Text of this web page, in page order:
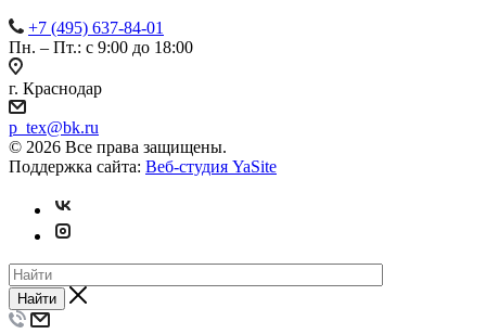
+7 (495) 637-84-01
Пн. – Пт.: с 9:00 до 18:00
г. Краснодар
p_tex@bk.ru
© 2026 Все права защищены.
Поддержка сайта: Веб-студия YaSite
Найти